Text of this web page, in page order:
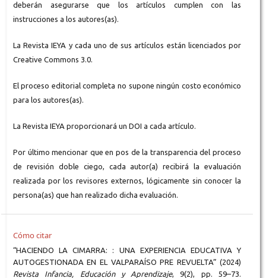
deberán asegurarse que los artículos cumplen con las
instrucciones a los autores(as).
La Revista IEYA y cada uno de sus artículos están licenciados por
Creative Commons 3.0.
El proceso editorial completa no supone ningún costo económico
para los autores(as).
La Revista IEYA proporcionará un DOI a cada artículo.
Por último mencionar que en pos de la transparencia del proceso
de revisión doble ciego, cada autor(a) recibirá la evaluación
realizada por los revisores externos, lógicamente sin conocer la
persona(as) que han realizado dicha evaluación.
Cómo citar
“HACIENDO LA CIMARRA: : UNA EXPERIENCIA EDUCATIVA Y
AUTOGESTIONADA EN EL VALPARAÍSO PRE REVUELTA” (2024)
Revista Infancia, Educación y Aprendizaje, 9(2), pp. 59–73.